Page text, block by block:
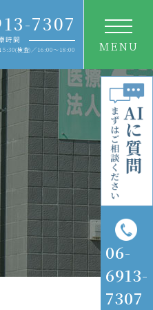
7307
時間
検査)／16:00～18:00 MENU
06-
6913-
7307